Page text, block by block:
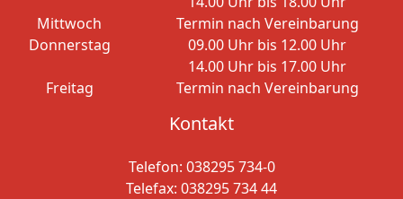
Mittwoch
Termin nach Vereinbarung
Donnerstag
09.00 Uhr bis 12.00 Uhr
14.00 Uhr bis 17.00 Uhr
Freitag
Termin nach Vereinbarung
Kontakt
Telefon: 038295 734-0
Telefax: 038295 734 44